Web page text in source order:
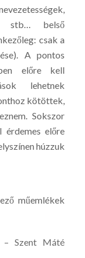
stb… belső
csak a
A pontos
előre kell
lehetnek
kötöttek,
Sokszor
érdemes előre
húzzuk
műemlékek
– Szent Máté